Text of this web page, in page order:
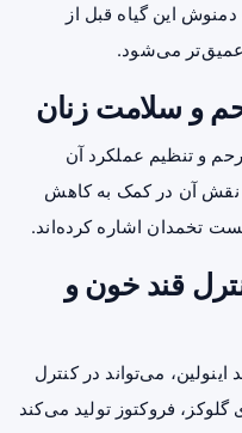
این گیاه قبل از
می‌شود.
و سلامت زنان
و تنظیم عملکرد آن
نقش آن در کمک به کاهش
تخمدان اشاره کرده‌اند.
قند خون و
اینولین، می‌تواند در کنترل
فروکتوز تولید می‌کند